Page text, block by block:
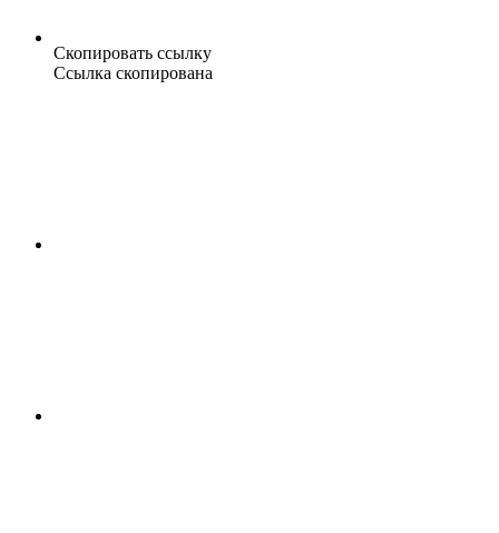
Скопировать ссылку
Ссылка скопирована